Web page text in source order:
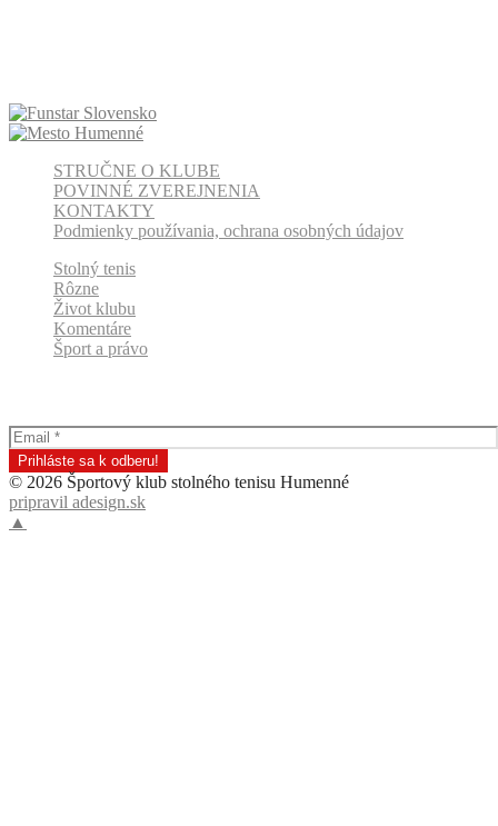
STRUČNE O KLUBE
POVINNÉ ZVEREJNENIA
KONTAKTY
Podmienky používania, ochrana osobných údajov
Stolný tenis
Rôzne
Život klubu
Komentáre
Šport a právo
© 2026 Športový klub stolného tenisu Humenné
pripravil adesign.sk
▲